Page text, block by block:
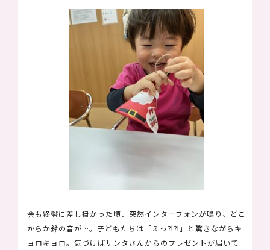
会も終盤に差し掛かった頃、突然インターフォンが鳴り、どこ
からか鈴の音が…。子どもたちは「えっ⁈⁈」と驚きながらキ
ョロキョロ。気づけばサンタさんからのプレゼントが届いて